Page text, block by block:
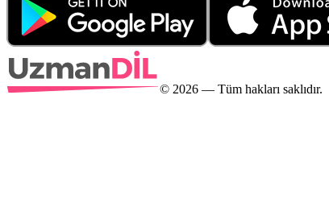
© 2026 — Tüm hakları saklıdır.